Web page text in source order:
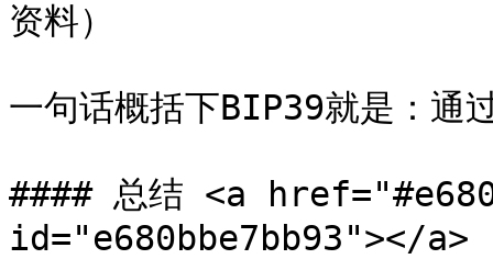
资料）
一句话概括下BIP39就是：通
#### 总结 <a
id="e680bbe7bb93"></a>